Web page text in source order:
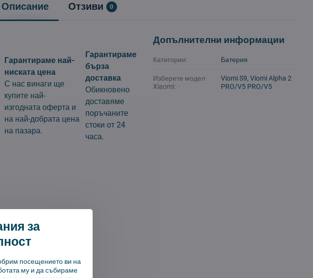
Описание Отзиви 0
Гарантираме най-
ниската цена
С нас винаги ще
купите най-
изгодната оферта и
на най-добрата цена
на пазара.
Гарантираме
бърза
доставка
Обикновено
доставяме
поръчаните
стоки от 24
часа.
Допълнителни информации
Категории: Батерия
Изберете модел
Xiaomi:
Viomi S9, Viomi Alpha 2
PRO/V5 PRO/V5
за
посещението ви на
му и да събираме